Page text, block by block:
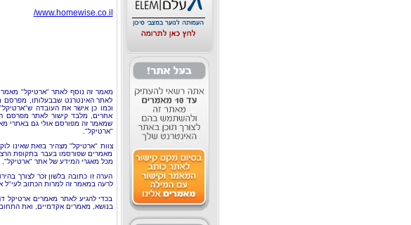
www.homewise.co.il/
מאמר זה נוסף לאתר "ארטיקל"
לאתר האינטרנט שבבעלותו, מפרסם
וכמו כן אישר את העובדה
אחרים, מלבד קישור לאתר מפרסם
שמאמר זה מפורסם אולי גם באתרי
"ארטיקל".
צוות "ארטיקל" מצהיר בזאת שאינו
מאמרים שפורסמו בעבר בתקופת
מכל מאגרי המידע של אתר "ארטיקל",
הערה זו כתובה בלשון זכר לצורך
לרעה במאמר זה למרות הכתוב לעי"ל אנא
בכדי להגיע לאתר מאמרים ארטיקל
בנושא, מאמרים אקדמיים, ואת